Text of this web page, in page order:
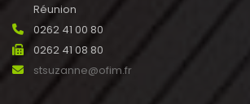
Réunion
0262 41 00 80
0262 41 08 80
stsuzanne@ofim.fr